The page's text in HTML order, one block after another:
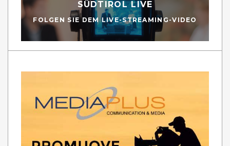
SÜDTIROL LIVE
FOLGEN SIE DEM LIVE-STREAMING-VIDEO